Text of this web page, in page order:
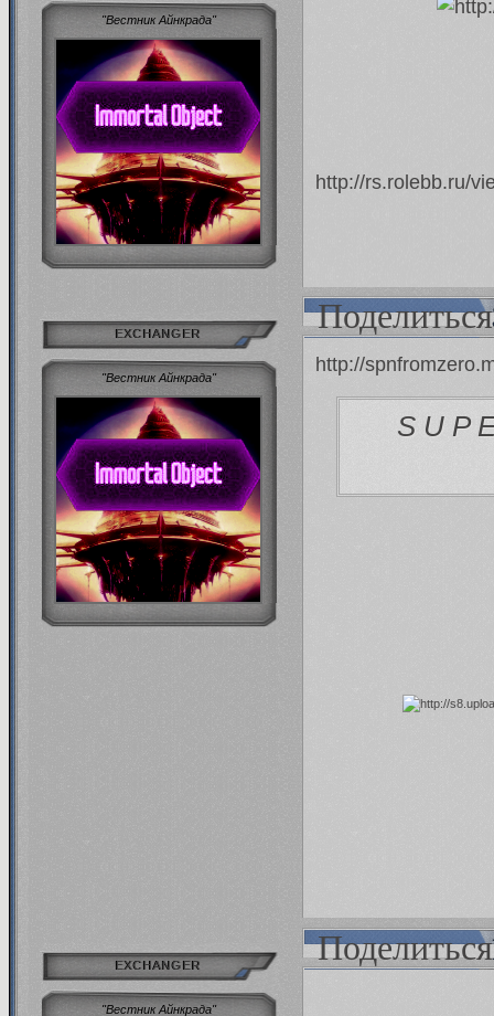
"Вестник Айнкрада"
http://rs.rolebb.ru/
Поделиться
EXCHANGER
"Вестник Айнкрада"
http://
S U P
Поделиться
EXCHANGER
"Вестник Айнкрада"